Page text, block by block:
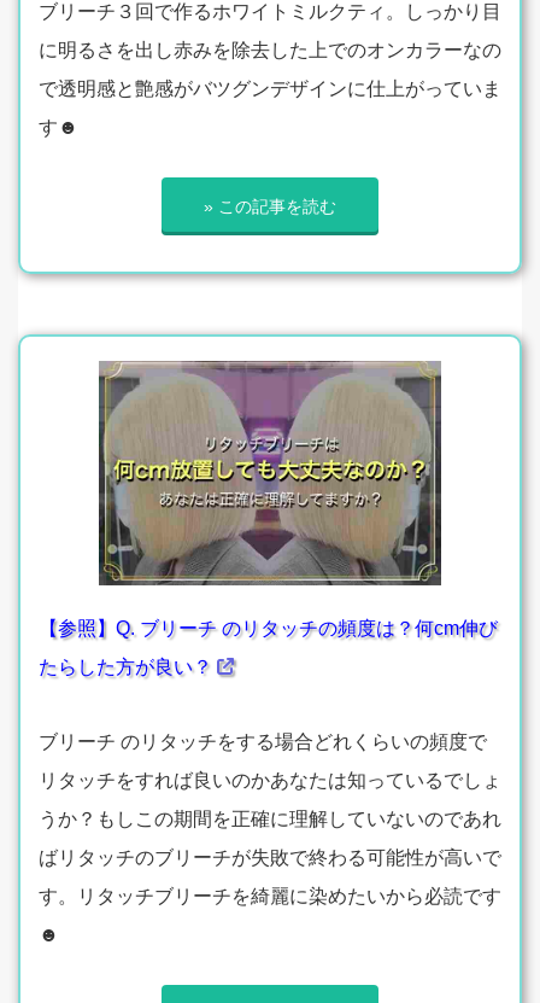
ブリーチ３回で作るホワイトミルクティ。しっかり目
に明るさを出し赤みを除去した上でのオンカラーなの
で透明感と艶感がバツグンデザインに仕上がっていま
す☻
» この記事を読む
【参照】Q. ブリーチ のリタッチの頻度は？何cm伸び
たらした方が良い？
ブリーチ のリタッチをする場合どれくらいの頻度で
リタッチをすれば良いのかあなたは知っているでしょ
うか？もしこの期間を正確に理解していないのであれ
ばリタッチのブリーチが失敗で終わる可能性が高いで
す。リタッチブリーチを綺麗に染めたいから必読です
☻